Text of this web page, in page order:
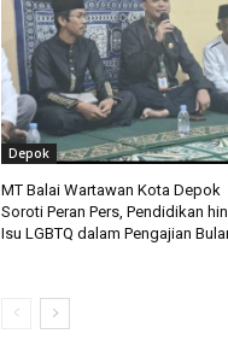
Depok
MT Balai Wartawan Kota Depok
Soroti Peran Pers, Pendidikan
Isu LGBTQ dalam Pengajian